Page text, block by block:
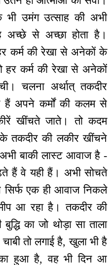
भी उमंग उत्साह की अभी
अच्छे से अच्छा होता है।
हर कर्म की रेखा से अनेकों के
हर कर्म की रेखा से अनेकों
चलना अर्थात् तकदीर
हैं अपने कर्मों की कलम से
खींचते जाते। तो कदम
के तकदीर की लकीर खींचने
बाकी लास्ट आवाज है -
हैं वे यही हैं। अभी सोचते
एक ही आवाज निकले
आ रहा है। तकदीर की
का जो थोड़ा सा ताला
तो लगाई है, खुला भी है
हुआ है, वह भी दिन आ